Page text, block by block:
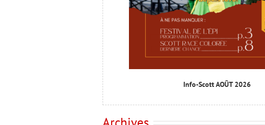
Info-Scott AOÛT 2026